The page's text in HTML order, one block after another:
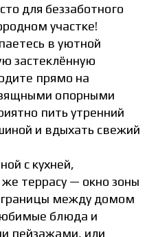
для беззаботного
участке!
в уютной
застеклённую
прямо на
опорными
пить утренний
и вдыхать свежий
с кухней,
террасу — окно зоны
границы между домом
блюда и
пейзажами, или